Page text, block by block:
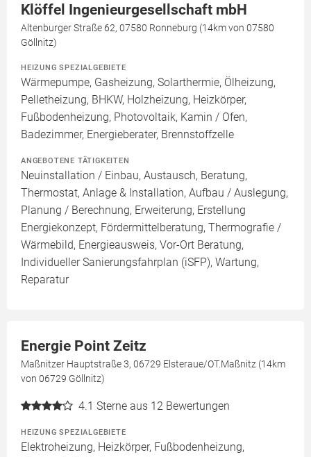
Klöffel Ingenieurgesellschaft mbH
Altenburger Straße 62, 07580 Ronneburg (14km von 07580
Göllnitz)
HEIZUNG SPEZIALGEBIETE
Wärmepumpe, Gasheizung, Solarthermie, Ölheizung,
Pelletheizung, BHKW, Holzheizung, Heizkörper,
Fußbodenheizung, Photovoltaik, Kamin / Ofen,
Badezimmer, Energieberater, Brennstoffzelle
ANGEBOTENE TÄTIGKEITEN
Neuinstallation / Einbau, Austausch, Beratung,
Thermostat, Anlage & Installation, Aufbau / Auslegung,
Planung / Berechnung, Erweiterung, Erstellung
Energiekonzept, Fördermittelberatung, Thermografie /
Wärmebild, Energieausweis, Vor-Ort Beratung,
Individueller Sanierungsfahrplan (iSFP), Wartung,
Reparatur
Energie Point Zeitz
Maßnitzer Hauptstraße 3, 06729 Elsteraue/OT.Maßnitz (14km
von 06729 Göllnitz)
4.1 Sterne aus 12 Bewertungen
HEIZUNG SPEZIALGEBIETE
Elektroheizung, Heizkörper, Fußbodenheizung,